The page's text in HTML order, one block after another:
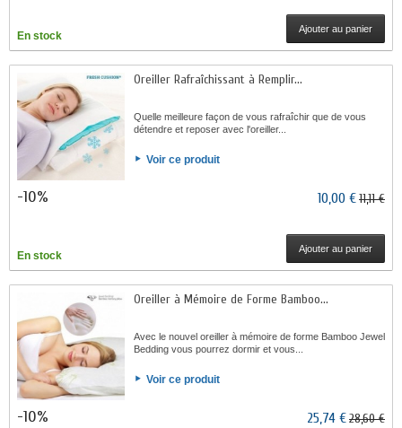
En stock
Ajouter au panier
Oreiller Rafraîchissant à Remplir...
Quelle meilleure façon de vous rafraîchir que de vous
détendre et reposer avec l'oreiller...
Voir ce produit
-10% 10,00 €11,11 €
En stock
Ajouter au panier
Oreiller à Mémoire de Forme Bamboo...
Avec le nouvel oreiller à mémoire de forme Bamboo Jewel
Bedding vous pourrez dormir et vous...
Voir ce produit
-10% 25,74 €28,60 €